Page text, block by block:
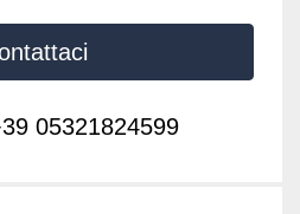
05321824599